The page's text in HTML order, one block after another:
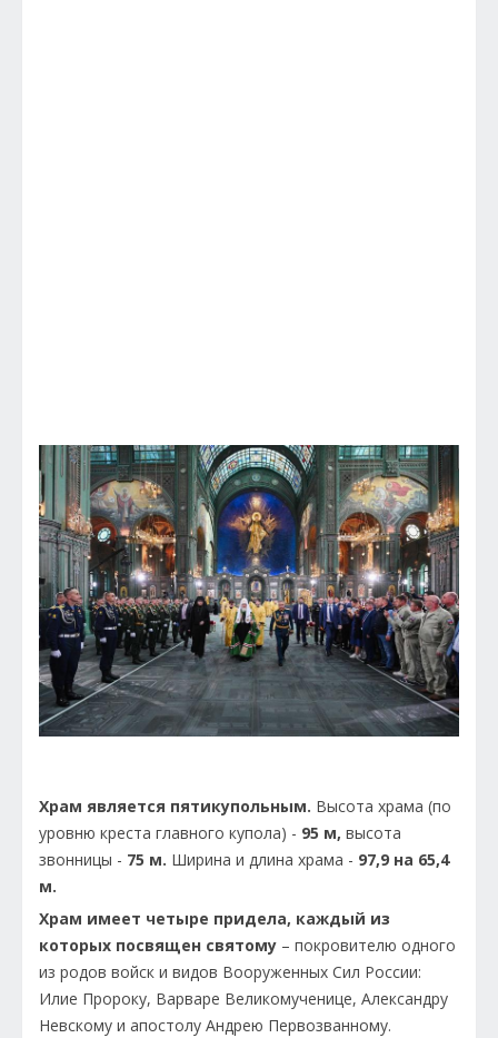
Храм является пятикупольным. Высота храма (по
уровню креста главного купола) - 95 м, высота
звонницы - 75 м. Ширина и длина храма - 97,9 на 65,4
м.
Храм имеет четыре придела, каждый из
которых посвящен святому – покровителю одного
из родов войск и видов Вооруженных Сил России:
Илие Пророку, Варваре Великомученице, Александру
Невскому и апостолу Андрею Первозванному.